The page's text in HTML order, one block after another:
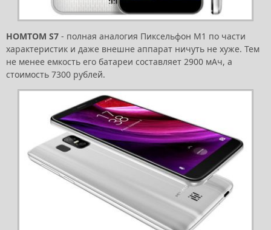
HOMTOM S7 - полная аналогия Пиксельфон М1 по части
характеристик и даже внешне аппарат ничуть не хуже. Тем
не менее емкость его батареи составляет 2900 мАч, а
стоимость 7300 рублей.